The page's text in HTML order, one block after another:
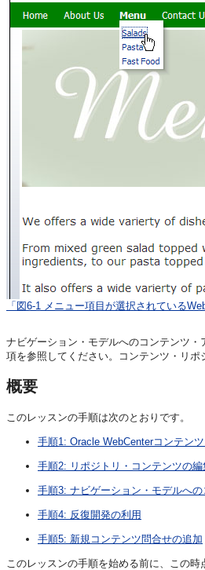
「図6-1 メニュー項目が選択されている
ナビゲーション・モデルへのコンテンツ・
項を参照してください。コンテンツ・リポ
概要
このレッスンの手順は次のとおりです。
手順1: Oracle WebCenterコンテン
手順2: リポジトリ・コンテンツの
手順3: ナビゲーション・モデルへ
手順4: 反復開発の利用
手順5: 新規コンテンツ問合せの追加
このレッスンの手順を始める前に、この